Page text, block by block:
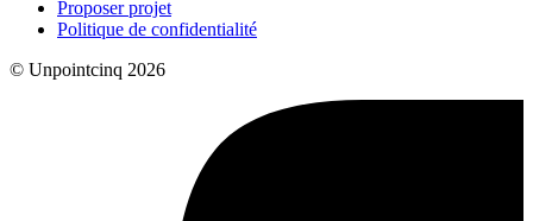
Proposer projet
Politique de confidentialité
© Unpointcinq 2026